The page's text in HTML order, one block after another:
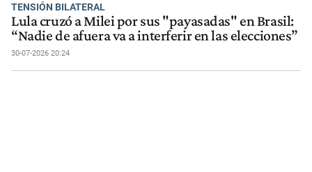
TENSIÓN BILATERAL
Lula cruzó a Milei por sus "payasadas" en Brasil:
“Nadie de afuera va a interferir en las elecciones”
30-07-2026 20:24